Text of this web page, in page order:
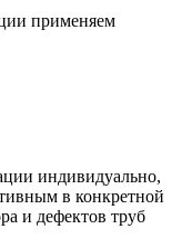
применяем
индивидуально,
в конкретной
и дефектов труб